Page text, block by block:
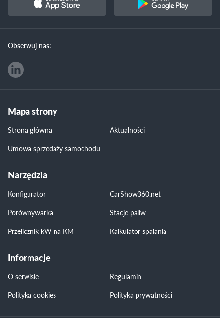
Obserwuj nas:
Mapa strony
Strona główna
Aktualności
Umowa sprzedaży samochodu
Narzędzia
Konfigurator
CarShow360.net
Porównywarka
Stacje paliw
Przelicznik kW na KM
Kalkulator spalania
Informacje
O serwisie
Regulamin
Polityka cookies
Polityka prywatności